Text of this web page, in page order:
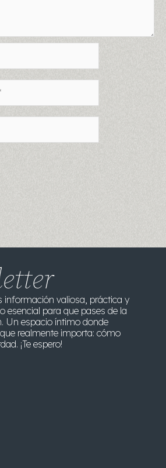
información valiosa, práctica y
esencial para que pases de la
Un espacio íntimo donde
realmente importa: cómo
¡Te espero!